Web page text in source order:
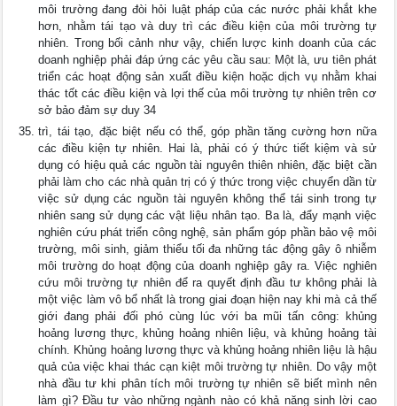
môi trường đang đòi hỏi luật pháp của các nước phải khắt khe
hơn, nhằm tái tạo và duy trì các điều kiện của môi trường tự
nhiên. Trong bối cảnh như vậy, chiến lược kinh doanh của các
doanh nghiệp phải đáp ứng các yêu cầu sau: Một là, ưu tiên phát
triển các hoạt động sản xuất điều kiện hoặc dịch vụ nhằm khai
thác tốt các điều kiện và lợi thế của môi trường tự nhiên trên cơ
sở bảo đảm sự duy 34
trì, tái tạo, đặc biệt nếu có thể, góp phần tăng cường hơn nữa
các điều kiện tự nhiên. Hai là, phải có ý thức tiết kiệm và sử
dụng có hiệu quả các nguồn tài nguyên thiên nhiên, đặc biệt cần
phải làm cho các nhà quản trị có ý thức trong việc chuyển dần từ
việc sử dụng các nguồn tài nguyên không thể tái sinh trong tự
nhiên sang sử dụng các vật liệu nhân tạo. Ba là, đẩy mạnh việc
nghiên cứu phát triển công nghệ, sản phẩm góp phần bảo vệ môi
trường, môi sinh, giảm thiểu tối đa những tác động gây ô nhiễm
môi trường do hoạt động của doanh nghiệp gây ra. Việc nghiên
cứu môi trường tự nhiên để ra quyết định đầu tư không phải là
một việc làm vô bổ nhất là trong giai đoạn hiện nay khi mà cả thế
giới đang phải đối phó cùng lúc với ba mũi tấn công: khủng
hoảng lương thực, khủng hoảng nhiên liệu, và khủng hoảng tài
chính. Khủng hoảng lương thực và khủng hoảng nhiên liệu là hậu
quả của việc khai thác cạn kiệt môi trường tự nhiên. Do vậy một
nhà đầu tư khi phân tích môi trường tự nhiên sẽ biết mình nên
làm gì? Đầu tư vào những ngành nào có khả năng sinh lời cao